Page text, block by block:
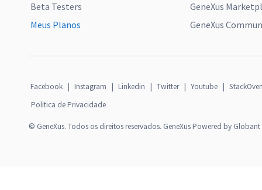
Beta Testers
Meus Planos
GeneXus
GeneXus
Facebook | Instagram | Linkedin | Twitter | Youtube |
Politica de Privacidade
© GeneXus. Todos os direitos reservados. GeneXus Powered by Globant